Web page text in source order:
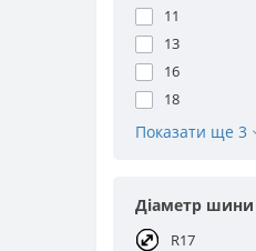
11
13
16
18
Показати ще 3
Діаметр шини
R17